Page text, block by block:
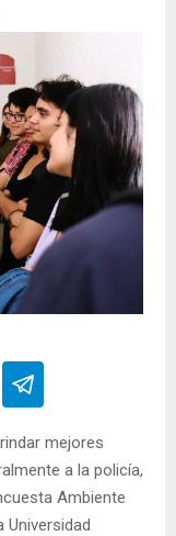
mejores
a la policía,
Ambiente
Universidad